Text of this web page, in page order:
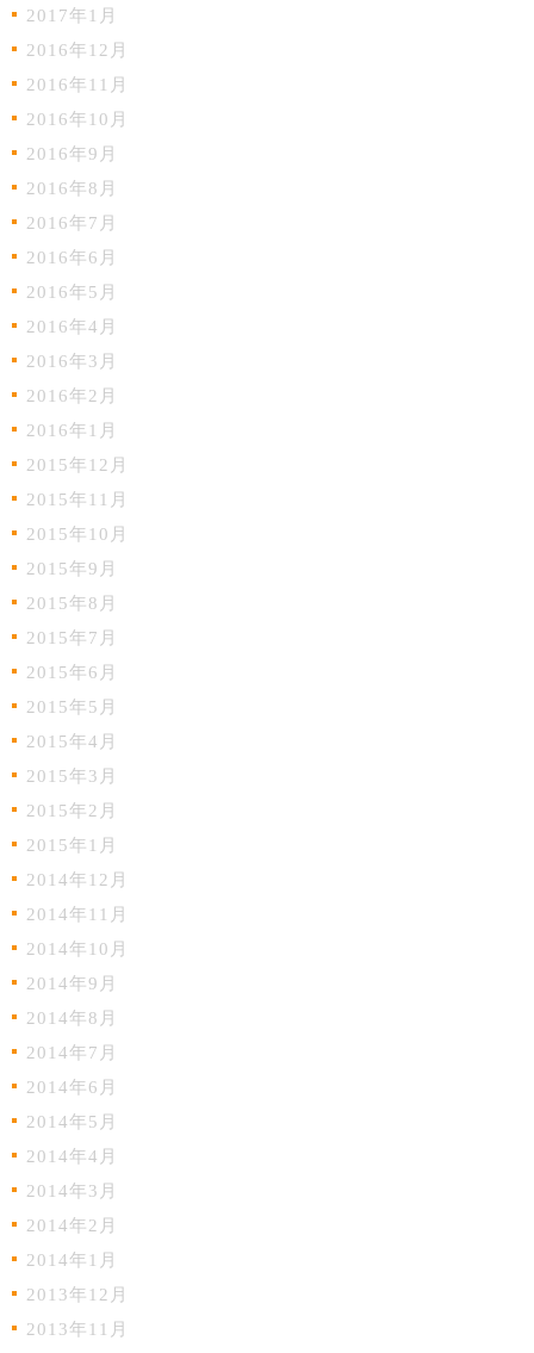
2017年1月
2016年12月
2016年11月
2016年10月
2016年9月
2016年8月
2016年7月
2016年6月
2016年5月
2016年4月
2016年3月
2016年2月
2016年1月
2015年12月
2015年11月
2015年10月
2015年9月
2015年8月
2015年7月
2015年6月
2015年5月
2015年4月
2015年3月
2015年2月
2015年1月
2014年12月
2014年11月
2014年10月
2014年9月
2014年8月
2014年7月
2014年6月
2014年5月
2014年4月
2014年3月
2014年2月
2014年1月
2013年12月
2013年11月